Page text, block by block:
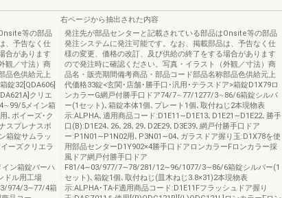
等の部品
、予告なく仕
合があります
観／寸法）商
品色供給元上
錠32[QDA606]
クリエ
5メイン箱
､ボイーズ･ク
スプレナスボ
箱錠サムラッ
ーズクリエラ
ン箱錠バーハ
ドル用工場
974/3∼77/4箱
右ページから抽出された内容
発注先が部品センターと記載されている部品はOnsite等の部品
発注システムに発注可能です。なお、掲載部品は、予告なく仕
様の変更、価格の改訂、及び供給の終了をする場合があります
ので発注時に確認ください。写真・イラスト（外観／寸法）商
品名・販売期間備考商品・部品コード部品名称部品色供給元上
代価格33錠<玄関･店舗･勝手口･汎用･テラスドア>箱錠D1X79ロ
ンカラーG網戸付勝手口ドア74/7∼77/1277/3∼86/6箱錠シルバ
ー(1セット)､箱錠本体1個､プレート1個､取付ねじ2本現物表
示:ALPHA､適用商品コード:D1E11∼D1E13､D1E21∼D1E22､勝手
口(B):D1E24､26､28､29､D2E29､D3E39､網戸付勝手口ドア
ー:P1N01∼P1N02用､P3N01∼04､ガラスドア握り玉:D1X78を使
用部品センターD1Y902×4勝手口ドアロンカラーFロンカラー採
風ドア網戸付勝手口ドア
F81/4∼03/977/7∼78/281/12∼96/1077/3∼86/6箱錠シルバー(1
セット)､箱錠1個､取付ねじ(皿木ねじ3.8×31)2本現物表
示:ALPHA･TA-F適用商品コード:D1E11Fフラッシュドア握り